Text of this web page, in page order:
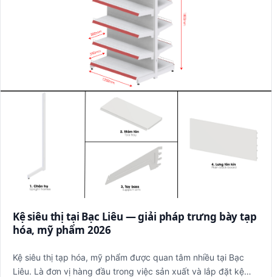
Kệ siêu thị tại Bạc Liêu — giải pháp trưng bày tạp
hóa, mỹ phẩm 2026
Kệ siêu thị tạp hóa, mỹ phẩm được quan tâm nhiều tại Bạc
Liêu. Là đơn vị hàng đầu trong việc sản xuất và lắp đặt kệ